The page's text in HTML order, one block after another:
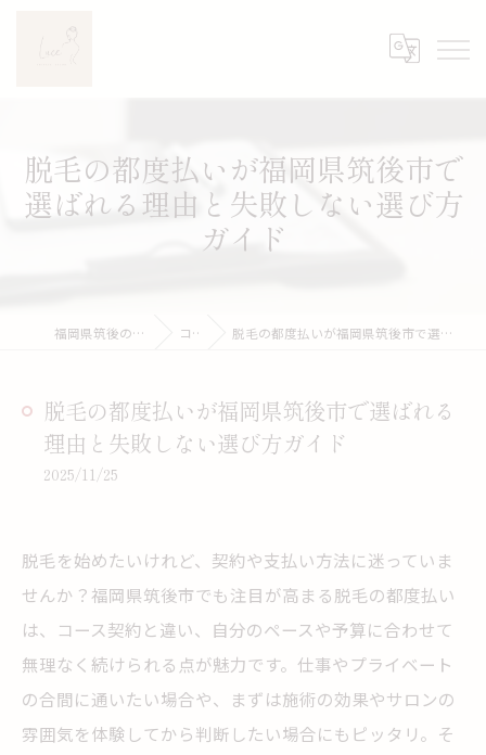
脱毛の都度払いが福岡県筑後市で
選ばれる理由と失敗しない選び方
ガイド
福岡県筑後のエステならLuce コラム 脱毛の都度払いが福岡県筑後市で選ばれる理由と失敗しない選び方ガイド
脱毛の都度払いが福岡県筑後市で選ばれる
理由と失敗しない選び方ガイド
2025/11/25
脱毛を始めたいけれど、契約や支払い方法に迷っていま
せんか？福岡県筑後市でも注目が高まる脱毛の都度払い
は、コース契約と違い、自分のペースや予算に合わせて
無理なく続けられる点が魅力です。仕事やプライベート
の合間に通いたい場合や、まずは施術の効果やサロンの
雰囲気を体験してから判断したい場合にもピッタリ。そ